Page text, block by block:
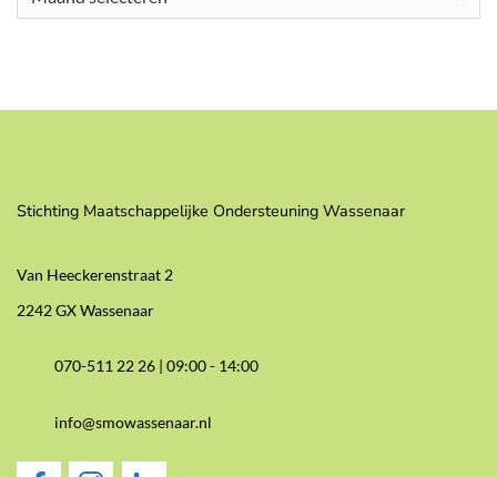
Stichting Maatschappelijke Ondersteuning Wassenaar
Van Heeckerenstraat 2
2242 GX Wassenaar
070-511 22 26 |09:00 - 14:00
info@smowassenaar.nl